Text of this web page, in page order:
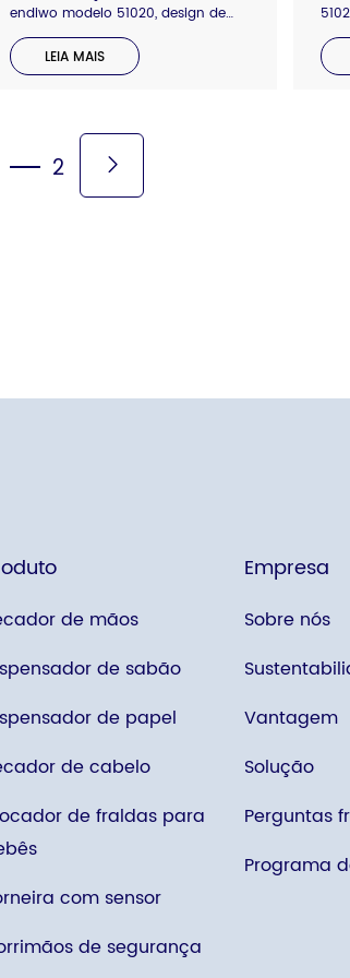
endiwo modelo 51020, design de
duas cores, núcleo central com
parte elástica para ajustar a
umidade ao puxar o lenço, evitar
gradiente para instalação
LEIA MAIS
2
de mãos
de sabão
de papel
de cabelo
de fraldas para
com sensor
de segurança
Empresa
Sobre nós
Vantagem
Solução
Perguntas
Programa